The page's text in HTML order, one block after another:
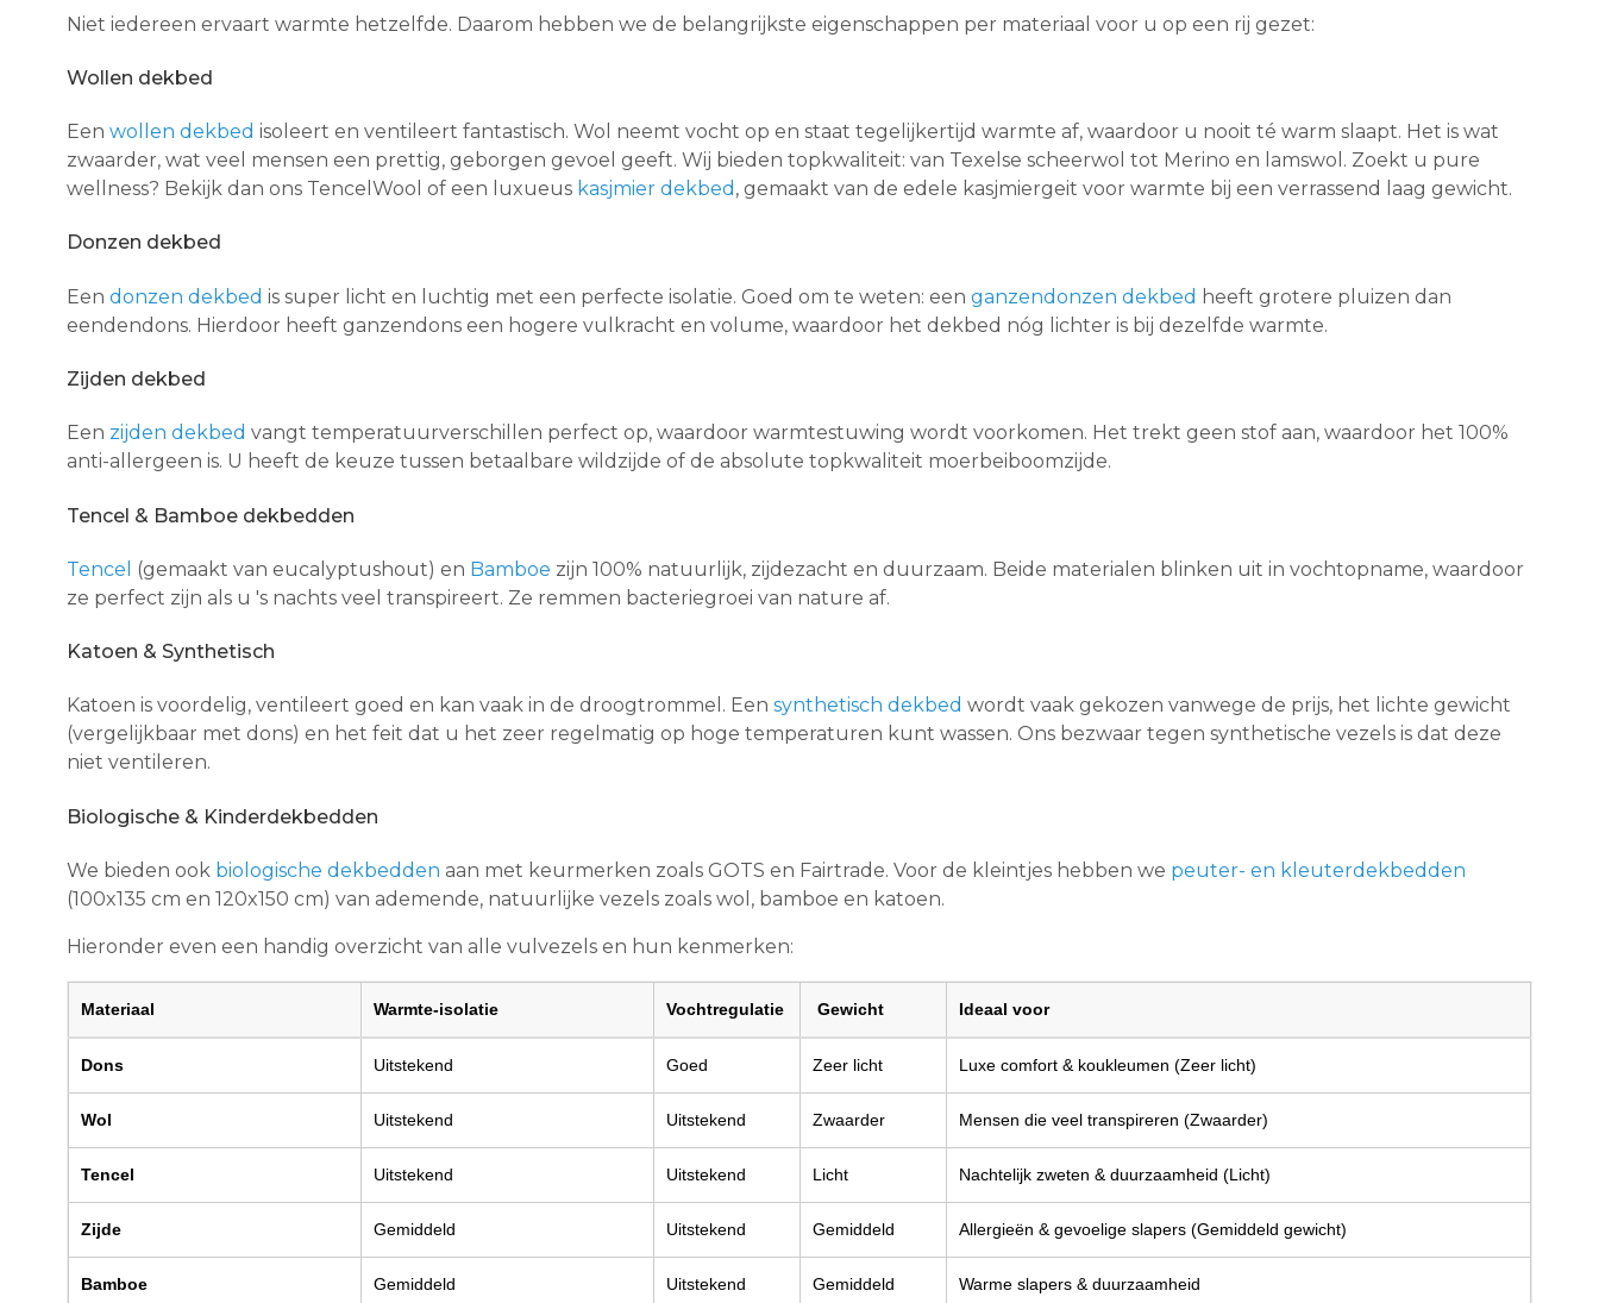
Niet iedereen ervaart warmte hetzelfde. Daarom hebben we de belangrijkste eigenschappen per materiaal voor u op een rij gezet:
Wollen dekbed
Een wollen dekbed isoleert en ventileert fantastisch. Wol neemt vocht op en staat tegelijkertijd warmte af, waardoor u nooit té warm slaapt. Het is wat
zwaarder, wat veel mensen een prettig, geborgen gevoel geeft. Wij bieden topkwaliteit: van Texelse scheerwol tot Merino en lamswol. Zoekt u pure
wellness? Bekijk dan ons TencelWool of een luxueus kasjmier dekbed , gemaakt van de edele kasjmiergeit voor warmte bij een verrassend laag gewicht.
Donzen dekbed
Een donzen dekbed is super licht en luchtig met een perfecte isolatie. Goed om te weten: een ganzendonzen dekbed heeft grotere pluizen dan
eendendons. Hierdoor heeft ganzendons een hogere vulkracht en volume, waardoor het dekbed nóg lichter is bij dezelfde warmte.
Zijden dekbed
Een zijden dekbed vangt temperatuurverschillen perfect op, waardoor warmtestuwing wordt voorkomen. Het trekt geen stof aan, waardoor het 100%
anti-allergeen is. U heeft de keuze tussen betaalbare wildzijde of de absolute topkwaliteit moerbeiboomzijde.
Tencel & Bamboe dekbedden
Tencel (gemaakt van eucalyptushout) en Bamboe zijn 100% natuurlijk, zijdezacht en duurzaam. Beide materialen blinken uit in vochtopname, waardoor
ze perfect zijn als u 's nachts veel transpireert. Ze remmen bacteriegroei van nature af.
Katoen & Synthetisch
Katoen is voordelig, ventileert goed en kan vaak in de droogtrommel. Een synthetisch dekbed wordt vaak gekozen vanwege de prijs, het lichte gewicht
(vergelijkbaar met dons) en het feit dat u het zeer regelmatig op hoge temperaturen kunt wassen. Ons bezwaar tegen synthetische vezels is dat deze
niet ventileren.
Biologische & Kinderdekbedden
We bieden ook biologische dekbedden aan met keurmerken zoals GOTS en Fairtrade. Voor de kleintjes hebben we peuter- en kleuterdekbedden
(100x135 cm en 120x150 cm) van ademende, natuurlijke vezels zoals wol, bamboe en katoen.
Hieronder even een handig overzicht van alle vulvezels en hun kenmerken:
Materiaal Warmte-isolatie Vochtregulatie Gewicht Ideaal voor
Dons Uitstekend Goed Zeer licht Luxe comfort & koukleumen (Zeer licht)
Wol Uitstekend Uitstekend Zwaarder Mensen die veel transpireren (Zwaarder)
Tencel Uitstekend Uitstekend Licht Nachtelijk zweten & duurzaamheid (Licht)
Zijde Gemiddeld Uitstekend Gemiddeld Allergieën & gevoelige slapers (Gemiddeld gewicht)
Bamboe Gemiddeld Uitstekend Gemiddeld Warme slapers & duurzaamheid